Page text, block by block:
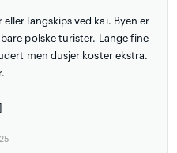
langskips ved kai. Byen er
polske turister. Lange fine
men dusjer koster ekstra.